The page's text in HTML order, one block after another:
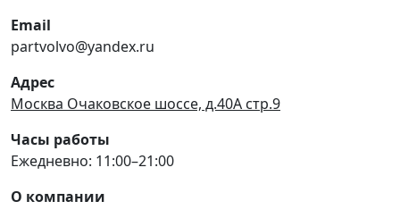
Email
partvolvo@yandex.ru
Адрес
Москва Очаковское шоссе, д.40А стр.9
Часы работы
Ежедневно: 11:00–21:00
О компании